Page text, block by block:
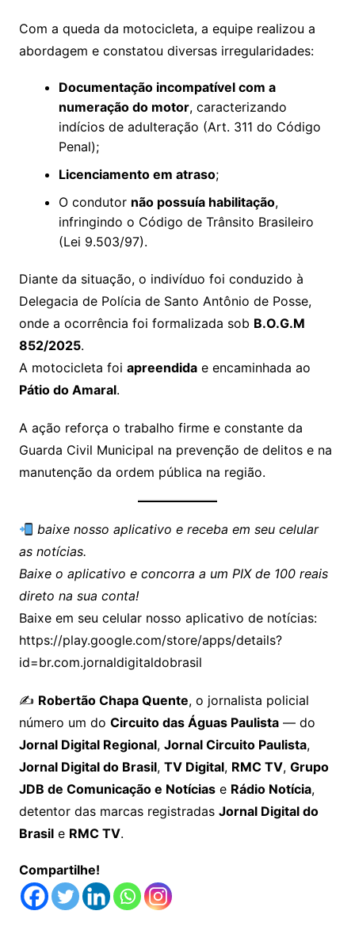
Com a queda da motocicleta, a equipe realizou a
abordagem e constatou diversas irregularidades:
Documentação incompatível com a
numeração do motor, caracterizando
indícios de adulteração (Art. 311 do Código
Penal);
Licenciamento em atraso;
O condutor não possuía habilitação,
infringindo o Código de Trânsito Brasileiro
(Lei 9.503/97).
Diante da situação, o indivíduo foi conduzido à
Delegacia de Polícia de Santo Antônio de Posse,
onde a ocorrência foi formalizada sob B.O.G.M
852/2025.
A motocicleta foi apreendidae encaminhada ao
Pátio do Amaral.
A ação reforça o trabalho firme e constante da
Guarda Civil Municipal na prevenção de delitos e na
manutenção da ordem pública na região.
baixe nosso aplicativo e receba em seu celular
as notícias.
Baixe o aplicativo e concorra a um PIX de 100 reais
direto na sua conta!
Baixe em seu celular nosso aplicativo de notícias:
https://play.google.com/store/apps/details?
id=br.com.jornaldigitaldobrasil
✍️ Robertão Chapa Quente, o jornalista policial
número um do Circuito das Águas Paulista— do
Jornal Digital Regional, Jornal Circuito Paulista,
Jornal Digital do Brasil, TV Digital, RMC TV, Grupo
JDB de Comunicação e Notíciase Rádio Notícia,
detentor das marcas registradas Jornal Digital do
Brasile RMC TV.
Compartilhe!